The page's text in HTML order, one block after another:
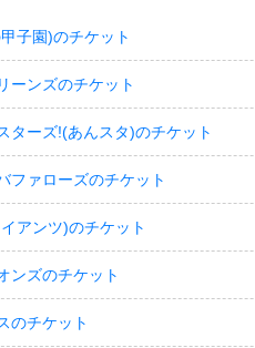
子園)のチケット
ーンズのチケット
ターズ!(あんスタ)のチケット
ファローズのチケット
アンツ)のチケット
ンズのチケット
のチケット